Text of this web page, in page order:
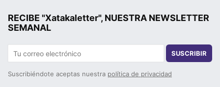
RECIBE "Xatakaletter", NUESTRA NEWSLETTER
SEMANAL
SUSCRIBIR
Suscribiéndote aceptas nuestra política de privacidad